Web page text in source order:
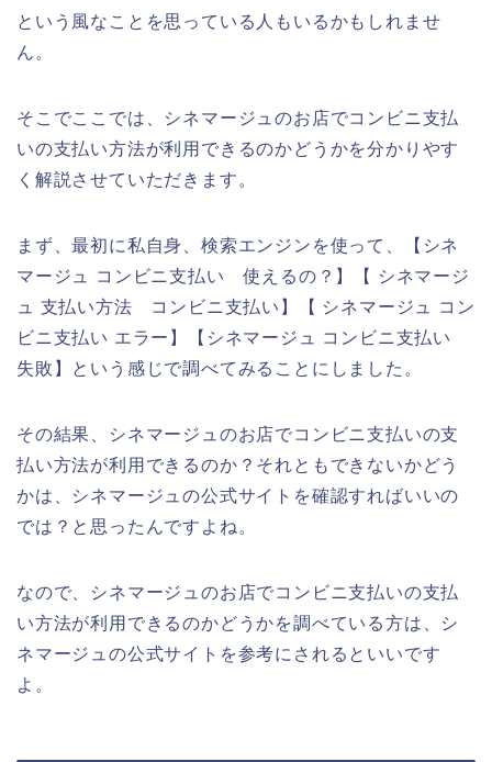
という風なことを思っている人もいるかもしれませ
ん。
そこでここでは、シネマージュのお店でコンビニ支払
いの支払い方法が利用できるのかどうかを分かりやす
く解説させていただきます。
まず、最初に私自身、検索エンジンを使って、【シネ
マージュ コンビニ支払い 使えるの？】【 シネマージ
ュ 支払い方法 コンビニ支払い】【 シネマージュ コン
ビニ支払い エラー】【シネマージュ コンビニ支払い
失敗】という感じで調べてみることにしました。
その結果、シネマージュのお店でコンビニ支払いの支
払い方法が利用できるのか？それともできないかどう
かは、シネマージュの公式サイトを確認すればいいの
では？と思ったんですよね。
なので、シネマージュのお店でコンビニ支払いの支払
い方法が利用できるのかどうかを調べている方は、シ
ネマージュの公式サイトを参考にされるといいです
よ。